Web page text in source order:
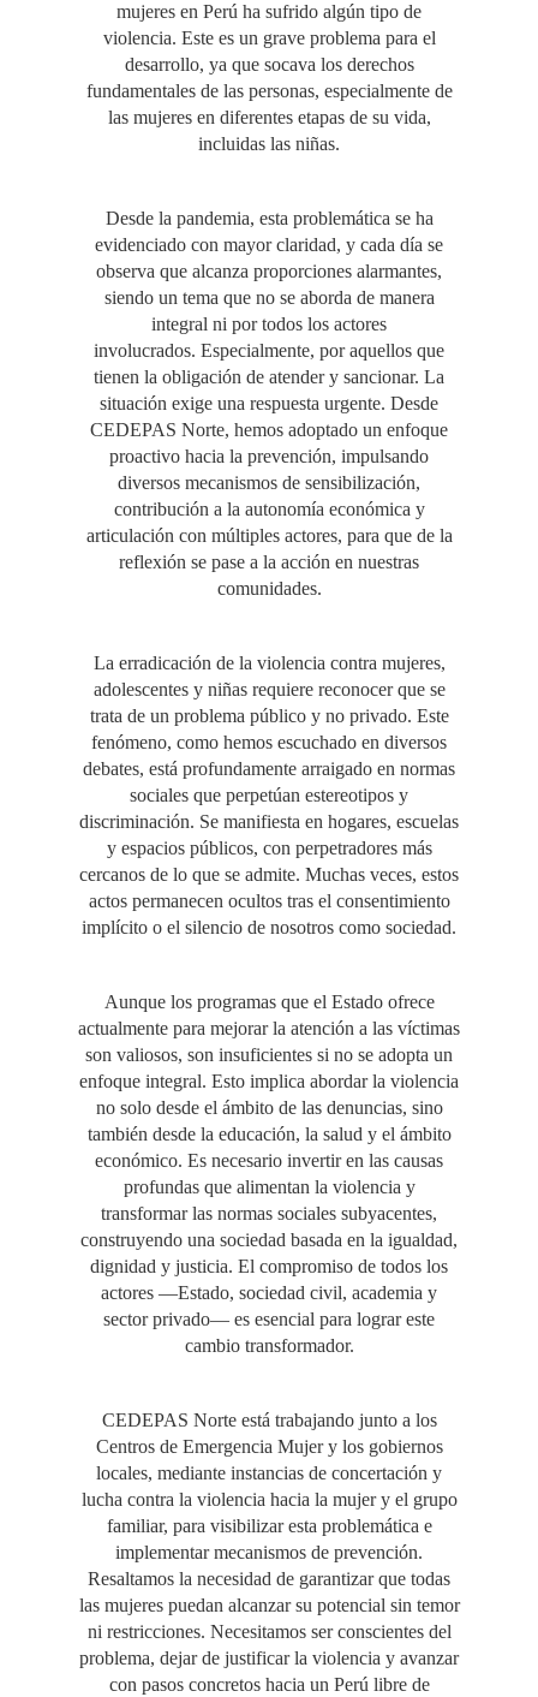
mujeres en Perú ha sufrido algún tipo de
violencia. Este es un grave problema para el
desarrollo, ya que socava los derechos
fundamentales de las personas, especialmente de
las mujeres en diferentes etapas de su vida,
incluidas las niñas.
Desde la pandemia, esta problemática se ha
evidenciado con mayor claridad, y cada día se
observa que alcanza proporciones alarmantes,
siendo un tema que no se aborda de manera
integral ni por todos los actores
involucrados. Especialmente, por aquellos que
tienen la obligación de atender y sancionar. La
situación exige una respuesta urgente. Desde
CEDEPAS Norte, hemos adoptado un enfoque
proactivo hacia la prevención, impulsando
diversos mecanismos de sensibilización,
contribución a la autonomía económica y
articulación con múltiples actores, para que de la
reflexión se pase a la acción en nuestras
comunidades.
La erradicación de la violencia contra mujeres,
adolescentes y niñas requiere reconocer que se
trata de un problema público y no privado. Este
fenómeno, como hemos escuchado en diversos
debates, está profundamente arraigado en normas
sociales que perpetúan estereotipos y
discriminación. Se manifiesta en hogares, escuelas
y espacios públicos, con perpetradores más
cercanos de lo que se admite. Muchas veces, estos
actos permanecen ocultos tras el consentimiento
implícito o el silencio de nosotros como sociedad.
Aunque los programas que el Estado ofrece
actualmente para mejorar la atención a las víctimas
son valiosos, son insuficientes si no se adopta un
enfoque integral. Esto implica abordar la violencia
no solo desde el ámbito de las denuncias, sino
también desde la educación, la salud y el ámbito
económico. Es necesario invertir en las causas
profundas que alimentan la violencia y
transformar las normas sociales subyacentes,
construyendo una sociedad basada en la igualdad,
dignidad y justicia. El compromiso de todos los
actores —Estado, sociedad civil, academia y
sector privado— es esencial para lograr este
cambio transformador.
CEDEPAS Norte está trabajando junto a los
Centros de Emergencia Mujer y los gobiernos
locales, mediante instancias de concertación y
lucha contra la violencia hacia la mujer y el grupo
familiar, para visibilizar esta problemática e
implementar mecanismos de prevención.
Resaltamos la necesidad de garantizar que todas
las mujeres puedan alcanzar su potencial sin temor
ni restricciones. Necesitamos ser conscientes del
problema, dejar de justificar la violencia y avanzar
con pasos concretos hacia un Perú libre de